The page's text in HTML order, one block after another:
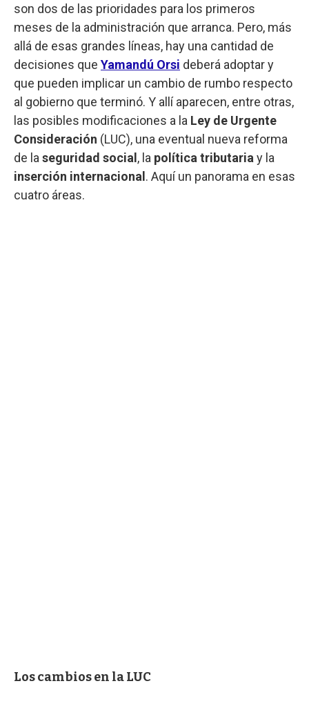
son dos de las prioridades para los primeros
meses de la administración que arranca. Pero, más
allá de esas grandes líneas, hay una cantidad de
decisiones que Yamandú Orsi deberá adoptar y
que pueden implicar un cambio de rumbo respecto
al gobierno que terminó. Y allí aparecen, entre otras,
las posibles modificaciones a la Ley de Urgente
Consideración (LUC), una eventual nueva reforma
de la seguridad social , la política tributaria y la
inserción internacional . Aquí un panorama en esas
cuatro áreas.
Los cambios en la LUC